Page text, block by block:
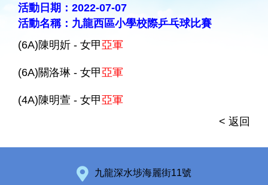
活動日期：2022-07-07
活動名稱：九龍西區小學校際乒乓球比賽
(6A)陳明妡 - 女甲 亞軍
(6A)關洛琳 - 女甲 亞軍
(4A)陳明萱 - 女甲 亞軍
< 返回
九龍深水埗海麗街11號